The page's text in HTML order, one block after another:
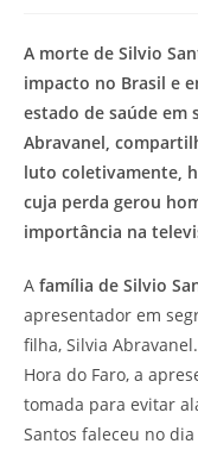
post:
A morte de Silvio
impacto no Brasil e
estado de saúde em
Abravanel,
luto coletivamente,
cuja perda gerou
importância na
A família de Silvio
apresentador em
filha, Silvia
Hora do Faro, a
tomada para evitar
Santos faleceu no